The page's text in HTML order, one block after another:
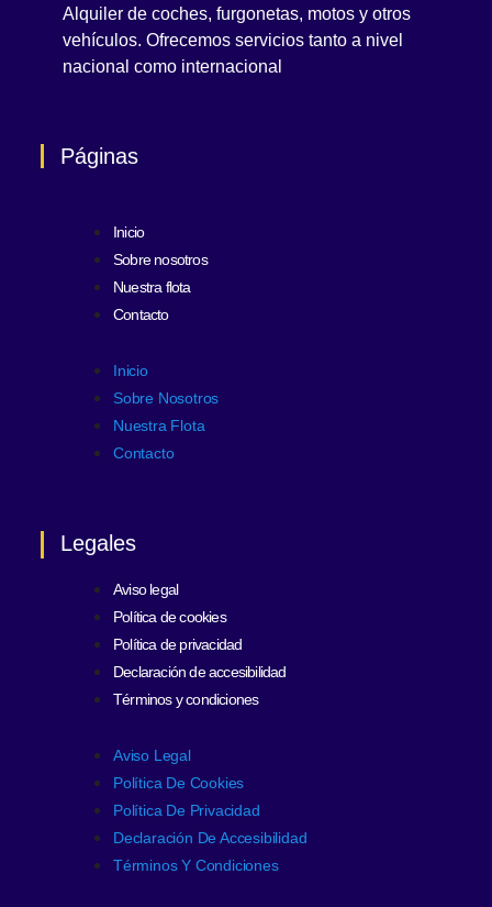
Alquiler de coches, furgonetas, motos y otros
vehículos. Ofrecemos servicios tanto a nivel
nacional como internacional
Páginas
Inicio
Sobre nosotros
Nuestra flota
Contacto
Inicio
Sobre Nosotros
Nuestra Flota
Contacto
Legales
Aviso legal
Política de cookies
Política de privacidad
Declaración de accesibilidad
Términos y condiciones
Aviso Legal
Política De Cookies
Política De Privacidad
Declaración De Accesibilidad
Términos Y Condiciones